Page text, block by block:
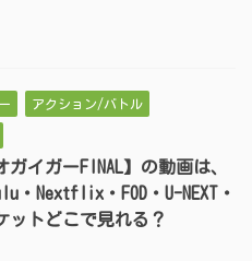
アクション/バトル
ガイガーFINAL】の動画は、
・Nextflix・FOD・U-NEXT・
ットどこで見れる？